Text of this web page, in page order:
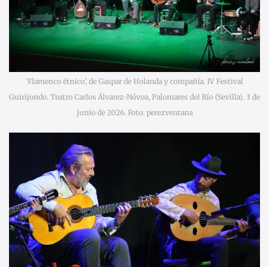
‘Flamenco étnico’, de Gaspar de Holanda y compañía. IV Festival
Guirijondo. Teatro Carlos Álvarez-Nóvoa, Palomares del Río (Sevilla). 3 de
junio de 2026. Foto: perezventana